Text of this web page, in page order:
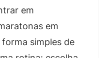
em
em
simples de